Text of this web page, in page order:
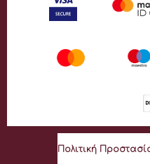
Πολιτική